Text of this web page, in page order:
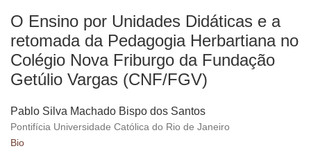
O Ensino por Unidades Didáticas e a
retomada da Pedagogia Herbartiana no
Colégio Nova Friburgo da Fundação
Getúlio Vargas (CNF/FGV)
Pablo Silva Machado Bispo dos Santos
Pontifícia Universidade Católica do Rio de Janeiro
Bio